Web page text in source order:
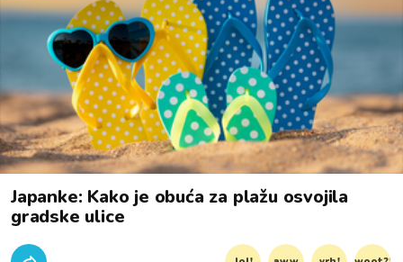
Japanke: Kako je obuća za plažu osvojila
gradske ulice